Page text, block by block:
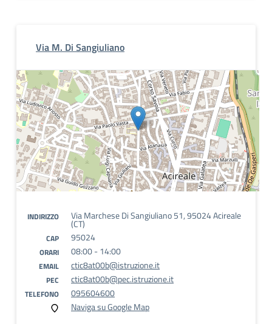
Via M. Di Sangiuliano
INDIRIZZO Via Marchese Di Sangiuliano 51, 95024 Acireale
(CT)
CAP 95024
ORARI 08:00 - 14:00
EMAIL ctic8at00b@istruzione.it
PEC ctic8at00b@pec.istruzione.it
TELEFONO
095604600
Naviga su Google Map